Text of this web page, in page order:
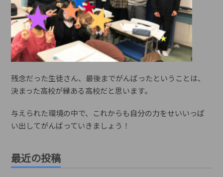
残念だった生徒さん、最後までがんばったということは、
決まった高校が縁ある高校だと思います。
与えられた環境の中で、これからも自分の力をせいいっぱ
い出してがんばっていきましょう！
最近の投稿